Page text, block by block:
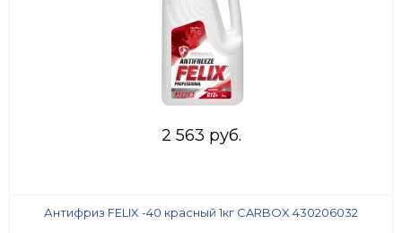
2 563 руб.
Антифриз FELIX -40 красный 1кг CARBOX 430206032